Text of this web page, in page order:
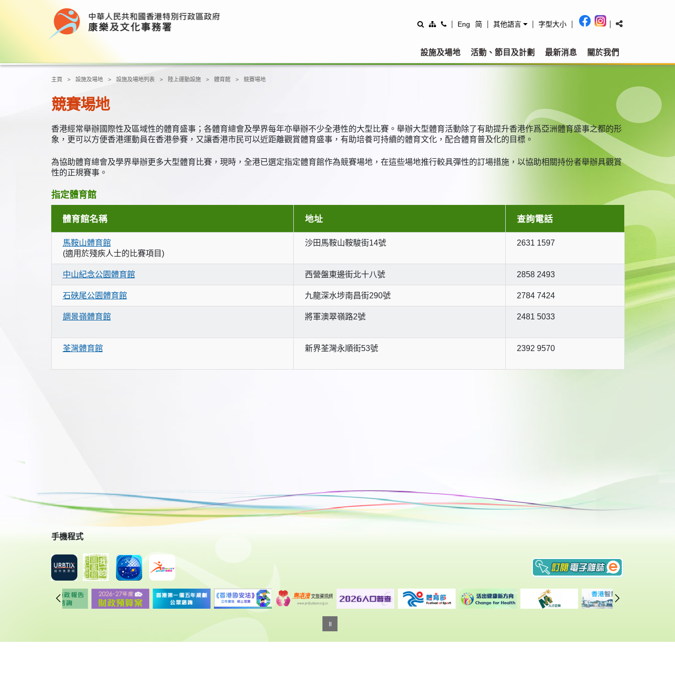
Eng 简 其他語言 字型大小
設施及場地 活動、節目及計劃 最新消息 關於我們
主頁 設施及場地 設施及場地列表 陸上運動設施 體育館 競賽場地
競賽場地
香港經常舉辦國際性及區域性的體育盛事；各體育總會及學界每年亦舉辦不少全港性的大型比賽。舉辦大型體育活動除了有助提升香港作爲亞洲體育盛事之都的形
象，更可以方便香港運動員在香港參賽，又讓香港市民可以近距離觀賞體育盛事，有助培養可持續的體育文化，配合體育普及化的目標。
為協助體育總會及學界舉辦更多大型體育比賽，現時，全港已選定指定體育館作為競賽場地，在這些場地推行較具彈性的訂場措施，以協助相關持份者舉辦具觀賞
性的正規賽事。
指定體育館
體育館名稱 地址 查詢電話
馬鞍山體育館
(適用於殘疾人士的比賽項目)
沙田馬鞍山鞍駿街14號 2631 1597
中山紀念公園體育館 西營盤東邊街北十八號 2858 2493
石硤尾公園體育館 九龍深水埗南昌街290號 2784 7424
調景嶺體育館 將軍澳翠嶺路2號 2481 5033
荃灣體育館 新界荃灣永順街53號 2392 9570
手機程式